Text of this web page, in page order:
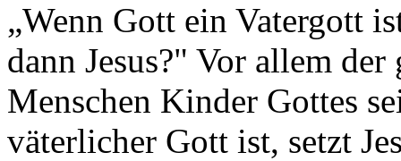
„Wenn Gott ein Vatergott
dann Jesus?" Vor allem
Menschen Kinder Gottes
väterlicher Gott ist, setzt